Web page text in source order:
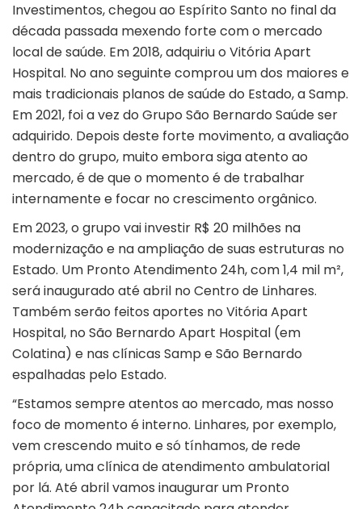
Investimentos, chegou ao Espírito Santo no final da
década passada mexendo forte com o mercado
local de saúde. Em 2018, adquiriu o Vitória Apart
Hospital. No ano seguinte comprou um dos maiores e
mais tradicionais planos de saúde do Estado, a Samp.
Em 2021, foi a vez do Grupo São Bernardo Saúde ser
adquirido. Depois deste forte movimento, a avaliação
dentro do grupo, muito embora siga atento ao
mercado, é de que o momento é de trabalhar
internamente e focar no crescimento orgânico.
Em 2023, o grupo vai investir R$ 20 milhões na
modernização e na ampliação de suas estruturas no
Estado. Um Pronto Atendimento 24h, com 1,4 mil m²,
será inaugurado até abril no Centro de Linhares.
Também serão feitos aportes no Vitória Apart
Hospital, no São Bernardo Apart Hospital (em
Colatina) e nas clínicas Samp e São Bernardo
espalhadas pelo Estado.
“Estamos sempre atentos ao mercado, mas nosso
foco de momento é interno. Linhares, por exemplo,
vem crescendo muito e só tínhamos, de rede
própria, uma clínica de atendimento ambulatorial
por lá. Até abril vamos inaugurar um Pronto